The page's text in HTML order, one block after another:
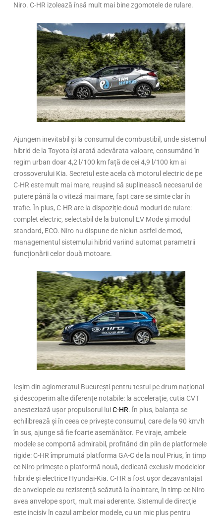
Niro. C-HR izolează însă mult mai bine zgomotele de rulare.
Ajungem inevitabil și la consumul de combustibil, unde sistemul
hibrid de la Toyota își arată adevărata valoare, consumând în
regim urban doar 4,2 l/100 km față de cei 4,9 l/100 km ai
crossoverului Kia. Secretul este acela că motorul electric de pe
C-HR este mult mai mare, reușind să suplinească necesarul de
putere până la o viteză mai mare, fapt care se simte clar în
trafic. În plus, C-HR are la dispoziție două moduri de rulare:
complet electric, selectabil de la butonul EV Mode și modul
standard, ECO. Niro nu dispune de niciun astfel de mod,
managementul sistemului hibrid variind automat parametrii
funcționării celor două motoare.
Ieșim din aglomeratul București pentru testul pe drum național
și descoperim alte diferențe notabile: la accelerație, cutia CVT
anesteziază ușor propulsorul luiC-HR. În plus, balanța se
echilibrează și în ceea ce privește consumul, care de la 90 km/h
în sus, ajunge să fie foarte asemănător. Pe viraje, ambele
modele se comportă admirabil, profitând din plin de platformele
rigide: C-HR împrumută platforma GA-C de la noul Prius, în timp
ce Niro primește o platformă nouă, dedicată exclusiv modelelor
hibride și electrice Hyundai-Kia. C-HR a fost ușor dezavantajat
de anvelopele cu rezistență scăzută la înaintare, în timp ce Niro
avea anvelope sport, mult mai aderente. Sistemul de direcție
este incisiv în cazul ambelor modele, cu un mic plus pentru